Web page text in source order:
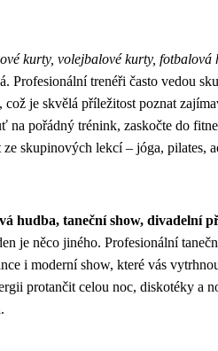
kurty, volejbalové kurty, fotbalová
Profesionální trenéři často vedou
což je skvělá příležitost poznat
na pořádný trénink, zaskočte do
skupinových lekcí – jóga, pilates,
hudba, taneční show, divadelní
je něco jiného. Profesionální
i moderní show, které vás
protančit celou noc, diskotéky a